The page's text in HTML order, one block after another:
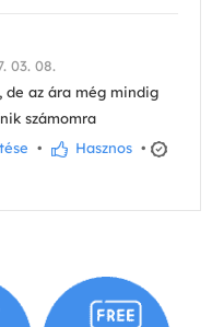
03. 08.
de az ára még mindig
számomra
• Hasznos •